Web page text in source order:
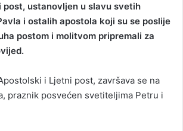
post, ustanovljen u slavu svetih
i ostalih apostola koji su se poslije
postom i molitvom pripremali za
i Ljetni post, završava se na
praznik posvećen svetiteljima Petru i